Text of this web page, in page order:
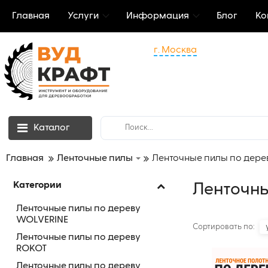
Главная Услуги Информация Блог
г. Москва
Каталог
Главная Ленточные пилы Ленточные пилы по
Категории
Ленточные пилы по дереву
WOLVERINE
Ленточные пилы по дереву
ROKOT
Сортировать по: